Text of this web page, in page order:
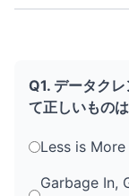
Q1. データク
て正しいもの
Less is More
Garbage In,